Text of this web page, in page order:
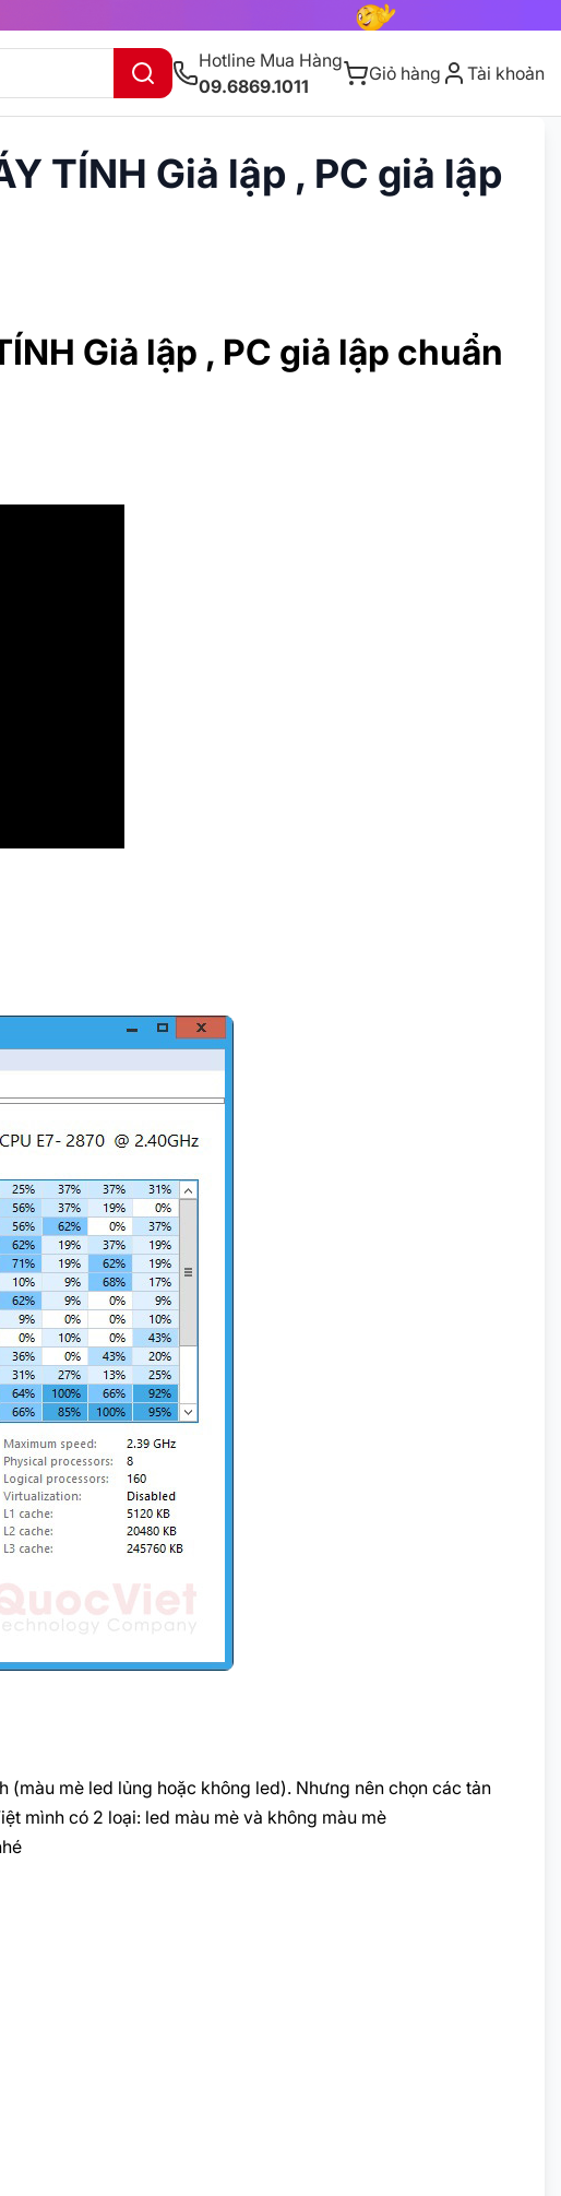
Hotline Mua Hàng
09.6869.1011
Giỏ hàng Tài khoản
TÍNH Giả lập , PC giả lập
Giả lập , PC giả lập chuẩn
mè led lủng hoặc không led). Nhưng nên chọn các tản
mình có 2 loại: led màu mè và không màu mè